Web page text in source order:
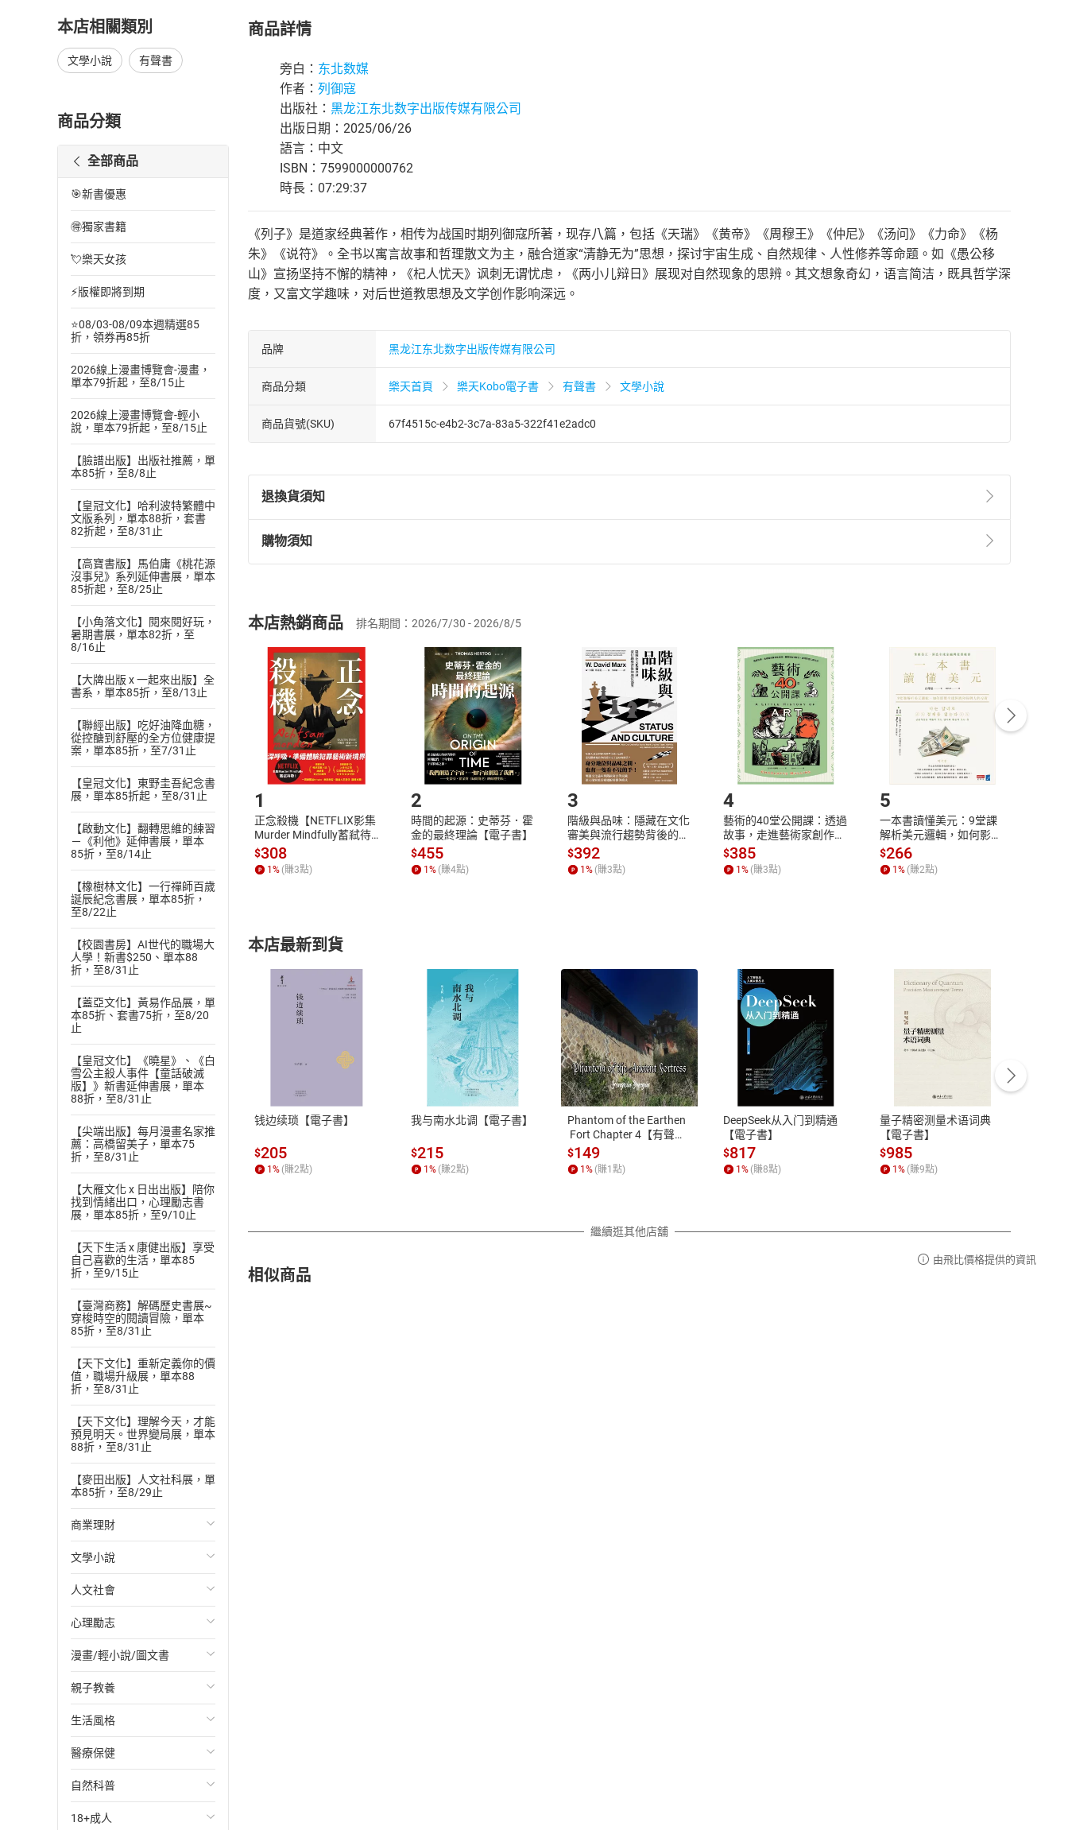
本店相關類別
文學小說 有聲書
商品分類
全部商品
🎯新書優惠
🉐獨家書籍
💘樂天女孩
⚡版權即將到期
⭐08/03-08/09本週精選85
折，領券再85折
2026線上漫畫博覽會-漫畫，
單本79折起，至8/15止
2026線上漫畫博覽會-輕小
說，單本79折起，至8/15止
【臉譜出版】出版社推薦，單
本85折，至8/8止
【皇冠文化】哈利波特繁體中
文版系列，單本88折，套書
82折起，至8/31止
【高寶書版】馬伯庸《桃花源
沒事兒》系列延伸書展，單本
85折起，至8/25止
【小角落文化】閱來閱好玩，
暑期書展，單本82折，至
8/16止
【大牌出版 x 一起來出版】全
書系，單本85折，至8/13止
【聯經出版】吃好油降血糖，
從控醣到舒壓的全方位健康提
案，單本85折，至7/31止
【皇冠文化】東野圭吾紀念書
展，單本85折起，至8/31止
【啟動文化】翻轉思維的練習
－《利他》延伸書展，單本
85折，至8/14止
【橡樹林文化】一行禪師百歲
誕辰紀念書展，單本85折，
至8/22止
【校園書房】AI世代的職場大
人學！新書$250、單本88
折，至8/31止
【蓋亞文化】黃易作品展，單
本85折、套書75折，至8/20
止
【皇冠文化】《曉星》、《白
雪公主殺人事件【童話破滅
版】》新書延伸書展，單本
88折，至8/31止
【尖端出版】每月漫畫名家推
薦：高橋留美子，單本75
折，至8/31止
【大雁文化 x 日出出版】陪你
找到情緒出口，心理勵志書
展，單本85折，至9/10止
【天下生活 x 康健出版】享受
自己喜歡的生活，單本85
折，至9/15止
【臺灣商務】解碼歷史書展~
穿梭時空的閱讀冒險，單本
85折，至8/31止
【天下文化】重新定義你的價
值，職場升級展，單本88
折，至8/31止
【天下文化】理解今天，才能
預見明天。世界變局展，單本
88折，至8/31止
【麥田出版】人文社科展，單
本85折，至8/29止
商業理財
投資理財
經濟/趨勢
財務/金融
管理/領導
職場工作術
成功法
行銷/廣告
傳記
商務/商學
文學小說
歐美文學
日本文學
韓國文學
華文文學
經典文學
成長/家庭生活小說
懸疑/推理小說
科幻/奇幻小說
人文社會
國際關係
政治
社會科學
台灣/中國歷史
日/韓歷史
其他歷史/史學
法律
心理勵志
心靈成長/情緒
人際關係
兩性關係
心理學
漫畫/輕小說/圖文書
輕小說
奇幻/科幻
愛情故事
職場/社會寫實
懸疑/推理
親子教養
教育現場
兒童文學/故事
兒童科普/學習
育兒百科
生活風格
飲食/食譜
健身/美顏
運動/遊戲
醫療保健
健康/養生
常見疾病
自然科普
生物科學
18+成人
商品詳情
旁白： 东北数媒
作者： 列御寇
出版社： 黑龙江东北数字出版传媒有限公司
出版日期：2025/06/26
語言：中文
ISBN：7599000000762
時長：07:29:37
《列子》是道家经典著作，相传为战国时期列御寇所著，现存八篇，包括《天瑞》《黄帝》《周穆王》《仲尼》《汤问》《力命》《杨
朱》《说符》。全书以寓言故事和哲理散文为主，融合道家“清静无为”思想，探讨宇宙生成、自然规律、人性修养等命题。如《愚公移
山》宣扬坚持不懈的精神，《杞人忧天》讽刺无谓忧虑，《两小儿辩日》展现对自然现象的思辨。其文想象奇幻，语言简洁，既具哲学深
度，又富文学趣味，对后世道教思想及文学创作影响深远。
品牌 黑龙江东北数字出版传媒有限公司
商品分類 樂天首頁 樂天Kobo電子書 有聲書 文學小說
商品貨號(SKU) 67f4515c-e4b2-3c7a-83a5-322f41e2adc0
退換貨須知
退換貨規定：
(一)依消費者保護法第19條第1項後段暨通訊交易解除權合理例外情事適用準則第2條第5款之規定，「非以有形媒介提供之數位
(二)消費者訂購本店鋪之商品即代表知悉本店鋪所銷售之商品為電子書，屬非以有形媒介提供之數位內容，消費者同意若訂購後
且已下載/存取電子書，不得請求退貨退款。
退貨方式：您欲取消訂單或辦理退貨時，請登入樂天市場，並於「我的訂單」中點選「瀏覽訂單明細」
「申請取消訂單/ 退
貨」，本店鋪將依您的申請進行審核，待審核通過後將為您辦理退款事宜。
請注意，樂天市場須以整筆訂單為單位進行取消/退貨，恕無法以單支商品取消/退貨。
購物須知
挑選商品
Choose
放入購物車
Shopping cart
登入帳號
Login
付款方式
Payment
完成訂單
Complete
購書後，如何開始使用？
Step1.選擇閱讀載具 Step2.登入帳號，下載書籍後看書
付款方式
ATM轉帳、信用卡、LINE PAY、AFTEE
退換貨規範
本店是否提供消費者保護法七日猶豫期
之權利，遽消費者保護法及通訊交易解
除權合理例外情事適用準則，依商品性
質各有不同規定。詳細退換貨說明請參
照各商品說明。
客服資訊
服務時間：週一到週五 10:00-12:00、
13:00-17:00 (國定假日及例假日休息)
客服電話：0080-1857077
本店熱銷商品 排名期間：2026/7/30 - 2026/8/5
1
正念殺機【NETFLIX影集
Murder Mindfully蓄弒待
發】【電子書】
$308
1 % (賺3點)
2
時間的起源：史蒂芬．霍
金的最終理論【電子書】
$455
1 % (賺4點)
3
階級與品味：隱藏在文化
審美與流行趨勢背後的地
位渴望【電子書】
$392
1 % (賺3點)
4
藝術的40堂公開課：透過
故事，走進藝術家創作現
場，看藝術如何誕生、如
何形塑人類生活【電子
書】
$385
1% (賺3點)
5
一本書讀懂美元：9堂課
解析美元邏輯，如何影響
全球經濟和每個人的投資
【電子書】
$266
1% (賺2點)
本店最新到貨
钱边续琐【電子書】
$205
1 % (賺2點)
我与南水北调【電子書】
$215
1 % (賺2點)
Phantom of the Earthen
Fort Chapter 4【有聲
書】
$149
1 % (賺1 點)
DeepSeek从入门到精通
【電子書】
$817
1% (賺8點)
量子精密测量术语词典
【電子書】
$985
1% (賺9點)
繼續逛其他店舖
相似商品
由飛比價格提供的資訊